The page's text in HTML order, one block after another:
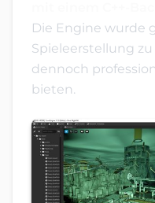
Die Engine wurde
Spieleerstellung
dennoch
bieten.